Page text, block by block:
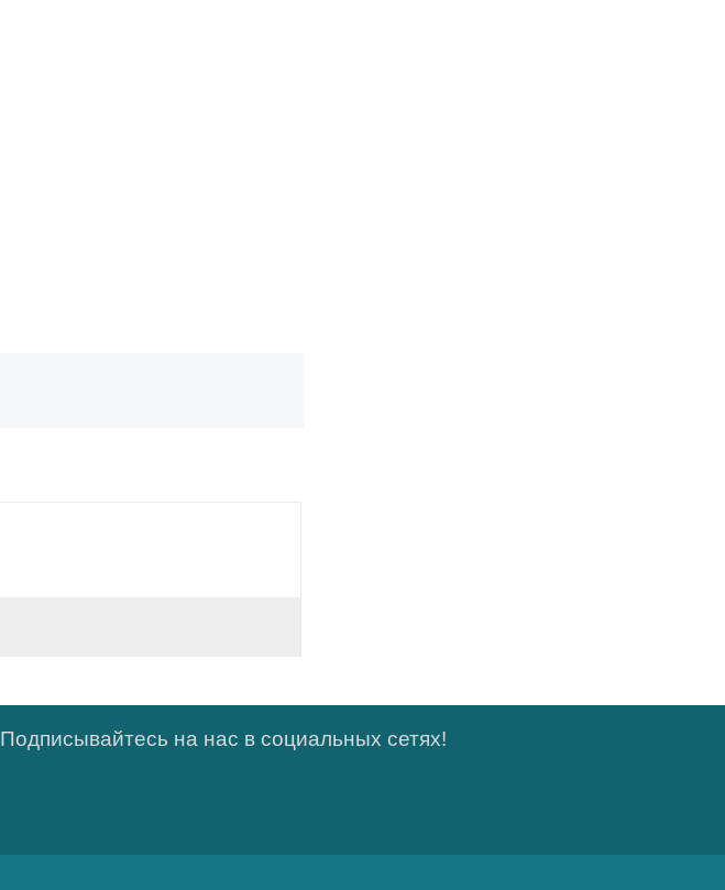
Подписывайтесь на нас в социальных сетях!